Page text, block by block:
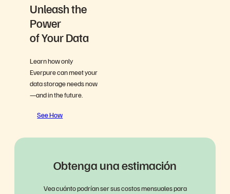
Unleash the
Power
of Your Data
Learn how only
Everpure can meet your
data storage needs now
—and in the future.
See How
Obtenga una estimación
Vea cuánto podrían ser sus costos mensuales para